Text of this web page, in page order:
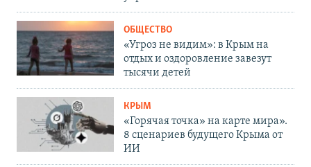
ОБЩЕСТВО
«Угроз не видим»: в Крым на
отдых и оздоровление завезут
тысячи детей
КРЫМ
«Горячая точка» на карте мира».
8 сценариев будущего Крыма от
ИИ